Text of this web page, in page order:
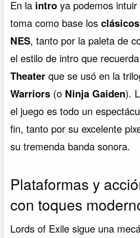
En la introya podemos
toma como base los
NES, tanto por la paleta de
el estilo de intro que
Theater que se usó en la
Warriors (o Ninja Gaiden).
el juego es todo un
fin, tanto por su excelente
su tremenda banda sonora.
Plataformas y
con toques
Lords of Exile sigue una